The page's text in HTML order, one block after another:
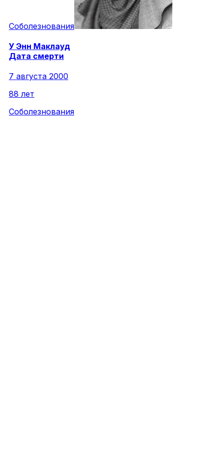
Соболезнования
У Энн Маклауд
Дата смерти
7 августа 2000
88 лет
Соболезнования